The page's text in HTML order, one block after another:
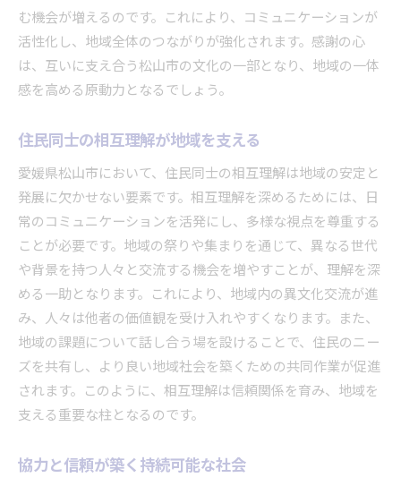
む機会が増えるのです。これにより、コミュニケーションが
活性化し、地域全体のつながりが強化されます。感謝の心
は、互いに支え合う松山市の文化の一部となり、地域の一体
感を高める原動力となるでしょう。
住民同士の相互理解が地域を支える
愛媛県松山市において、住民同士の相互理解は地域の安定と
発展に欠かせない要素です。相互理解を深めるためには、日
常のコミュニケーションを活発にし、多様な視点を尊重する
ことが必要です。地域の祭りや集まりを通じて、異なる世代
や背景を持つ人々と交流する機会を増やすことが、理解を深
める一助となります。これにより、地域内の異文化交流が進
み、人々は他者の価値観を受け入れやすくなります。また、
地域の課題について話し合う場を設けることで、住民のニー
ズを共有し、より良い地域社会を築くための共同作業が促進
されます。このように、相互理解は信頼関係を育み、地域を
支える重要な柱となるのです。
協力と信頼が築く持続可能な社会